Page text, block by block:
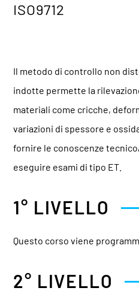
ISO9712
Il metodo di controllo non
indotte permette la
materiali come cricche,
variazioni di spessore e
fornire le conoscenze
eseguire esami di tipo ET.
1° LIVELLO
Questo corso viene
2° LIVELLO